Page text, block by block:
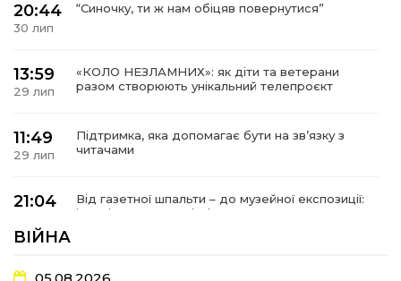
20:44
30 лип
“Синочку, ти ж нам обіцяв повернутися”
13:59
29 лип
«КОЛО НЕЗЛАМНИХ»: як діти та ветерани
разом створюють унікальний телепроєкт
11:49
29 лип
Підтримка, яка допомагає бути на зв’язку з
читачами
21:04
Від газетної шпальти – до музейної експозиції:
історії Героїв Барвінківщини стали частиною
17:18
У Барвінківській громаді вшанували людей
ВІЙНА